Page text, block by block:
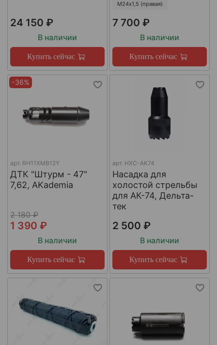
24 150 ₽
В наличии
Купить сейчас
М24х1,5 (правая)
7 700 ₽
В наличии
Купить сейчас
-36%
арт. RH11XMB12Y
ДТК "Штурм - 47"
7,62, AKademia
2 180 ₽
1 390 ₽
В наличии
Купить сейчас
арт. НХС-АК74
Насадка для
холостой стрельбы
для АК-74, Дельта-
тек
2 500 ₽
В наличии
Купить сейчас